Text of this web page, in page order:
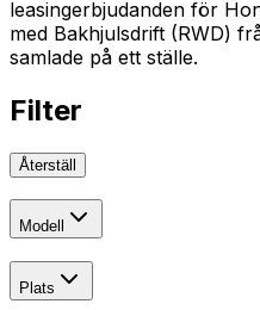
leasingerbjudanden för
med Bakhjulsdrift (RWD)
samlade på ett ställe.
Filter
Återställ
Modell
Plats